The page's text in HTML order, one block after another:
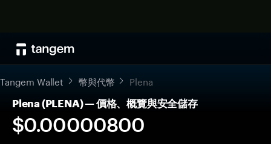
Tangem Wallet 幣與代幣 Plena
Plena (PLENA) — 價格、概覽與安全儲存
$0.00000800